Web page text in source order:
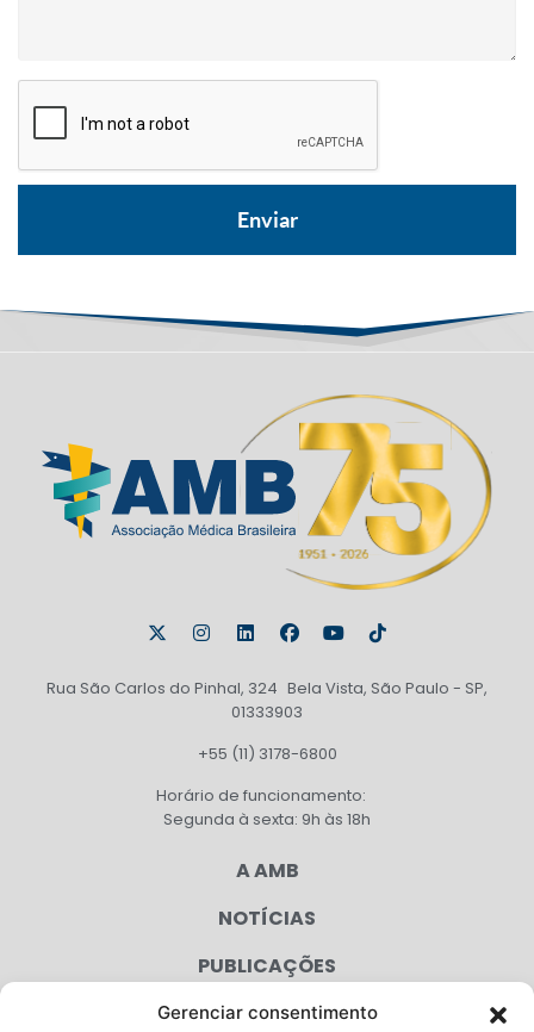
Gerenciar consentimento
Rua São Carlos do Pinhal, 324 Bela Vista, São Paulo - SP,
01333903
+55 (11) 3178-6800
Horário de funcionamento:
Segunda à sexta: 9h às 18h
A AMB
NOTÍCIAS
PUBLICAÇÕES
CONGRESSO